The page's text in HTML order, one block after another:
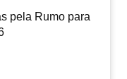
pela Rumo para